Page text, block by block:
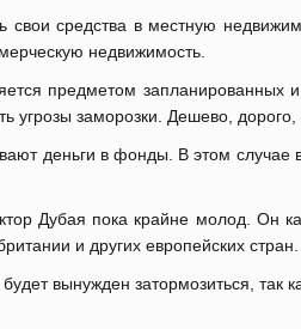
средства в местную
недвижимость.
предметом
угрозы заморозки. Дешево,
деньги в фонды. В этом случае
Дубая пока крайне молод. Он
и других европейских стран.
вынужден затормозиться,